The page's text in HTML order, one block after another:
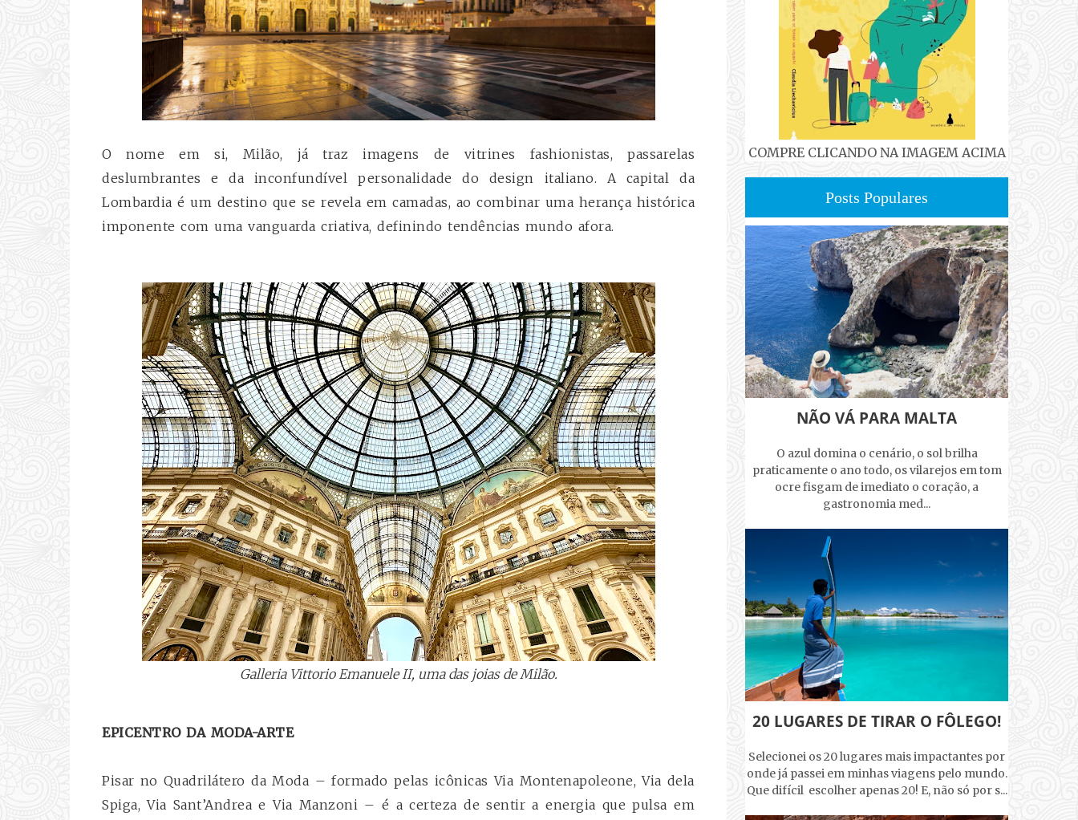
O nome em si, Milão, já traz imagens de vitrines fashionistas, passarelas
deslumbrantese da inconfundível personalidade do design italiano. A capital da
Lombardia é um destino que se revela em camadas, ao combinar uma herança histórica
imponente com uma vanguarda criativa, definindo tendências mundo afora.
Galleria Vittorio Emanuele II, uma das joias de Milão.
EPICENTRO DA MODA-ARTE
Pisar no Quadrilátero da Moda – formado pelas icônicas Via Montenapoleone, Via dela
Spiga, Via Sant’Andrea e Via Manzoni – é a certeza de sentir a energia que pulsa em
COMPRE CLICANDO NA IMAGEM ACIMA
Posts Populares
NÃO VÁ PARA MALTA
O azul domina o cenário, o sol brilha
praticamente o ano todo, os vilarejos em tom
ocre fisgam de imediato o coração, a
gastronomia med...
20 LUGARES DE TIRAR O FÔLEGO!
Selecionei os 20 lugares mais impactantes por
onde já passei em minhas viagens pelo mundo.
Que difícil escolher apenas 20! E, não só por s...